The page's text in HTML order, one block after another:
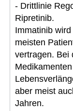
- Drittlinie
Ripretinib.
Immatinib
meisten
vertragen. Bei
aber meist
Jahren.